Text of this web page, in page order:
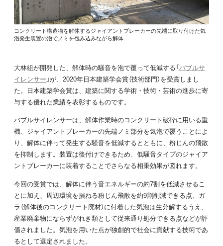
コンクリート構造物を解体するジャイアントブレーカーの先端に取り付けた気
泡発生装置の泡でノミを包み込みながら解体
大林組が開発した、解体時の騒音を泡で覆って低減する「バブルサ
イレンサー 」が、2020年日本建築学会賞（技術部門）を受賞しまし
た。日本建築学会賞は、建築に関する学術・技術・芸術の進歩に寄
与する優れた業績を表彰するものです。
バブルサイレンサーは、解体作業時のコンクリート破砕に用いる重
機、ジャイアントブレーカーの先端ノミ部分を気泡で覆うことによ
り、解体に伴って発生する騒音を低減するとともに、粉じんの飛散
を抑制します。装置は後付けできるため、低騒音タイプのジャイア
ントブレーカーに装着することでさらなる相乗効果が図れます。
今回の受賞では、解体に伴う音エネルギーの約7割を低減させるこ
とに加え、周辺環境を損ねる粉じん飛散を約9割削減できる点、ガ
ラ（解体後のコンクリート廃材）に付着した気泡は生分解するうえ、
産業廃棄物にならずがれき類として従来通り処分できる点などが評
価されました。気泡を用いた点が独創的で社会に貢献する技術であ
るとして選定されました。